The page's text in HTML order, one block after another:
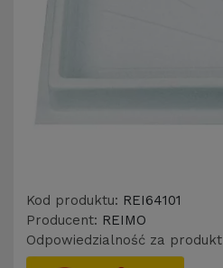
Kod produktu: REI64101
Producent: REIMO
Odpowiedzialność za produkt